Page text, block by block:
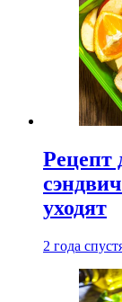
Рецепт
уходят
2 года